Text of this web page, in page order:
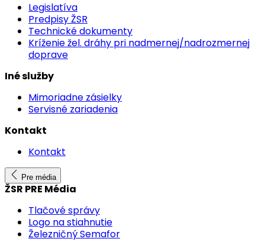
Legislatíva
Predpisy ŽSR
Technické dokumenty
Kríženie žel. dráhy pri nadmernej/nadrozmernej
doprave
Iné služby
Mimoriadne zásielky
Servisné zariadenia
Kontakt
Kontakt
Pre média
ŽSR PRE Média
Tlačové správy
Logo na stiahnutie
Železničný Semafor